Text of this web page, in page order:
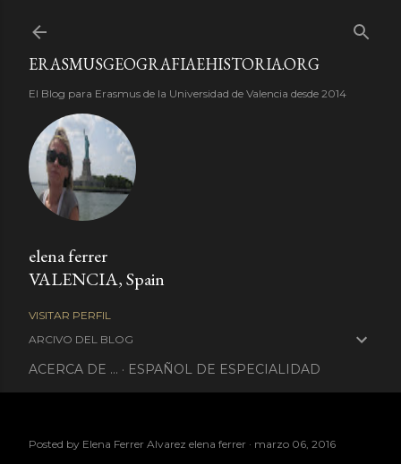
ERASMUSGEOGRAFIAEHISTORIA.ORG
El Blog para Erasmus de la Universidad de Valencia desde 2014
elena ferrer
VALENCIA, Spain
VISITAR PERFIL
ARCIVO DEL BLOG
ACERCA DE ... ESPAÑOL DE ESPECIALIDAD
Posted by Elena Ferrer Alvarez elena ferrer marzo 06, 2016